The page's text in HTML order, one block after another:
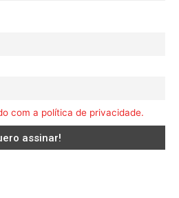
com a política de privacidade.